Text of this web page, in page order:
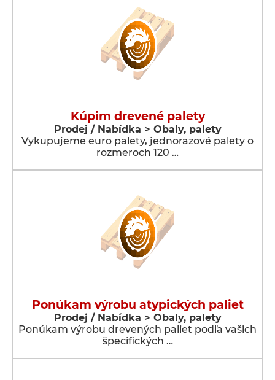
Kúpim drevené palety
Prodej / Nabídka > Obaly, palety
Vykupujeme euro palety, jednorazové palety o
rozmeroch 120 …
Ponúkam výrobu atypických paliet
Prodej / Nabídka > Obaly, palety
Ponúkam výrobu drevených paliet podľa vašich
špecifických …